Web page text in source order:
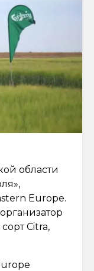
области
Europe.
Citra,